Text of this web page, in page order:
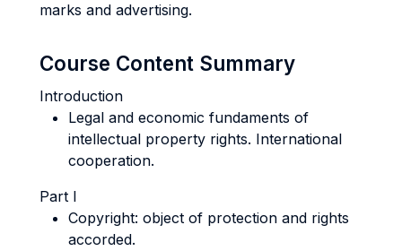
marks and advertising.
Course Content Summary
Introduction
Legal and economic fundaments of
intellectual property rights. International
cooperation.
Part I
Copyright: object of protection and rights
accorded.